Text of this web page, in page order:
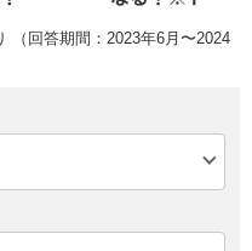
（回答期間：2023年6月〜2024